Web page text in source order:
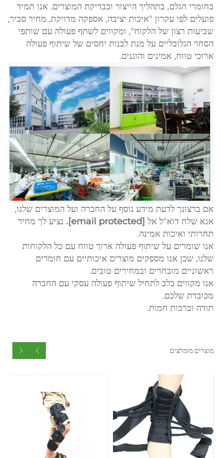
בחומרי הגלם, בתהליך הייצור ובבדיקת המוצרים. אנו תמיד
פועלים לפי עקרון "איכות יציבה, אספקה מדויקת, מחיר סביר,
שביעות רצון של הלקוח", ומקווים לשתף פעולה עם שותפי
הסחר הגלובליים על מנת לבנות יחסים של שיתוף פעולה
ארוכי טווח, אמינים והוגנים.
אם ברצונך לדעת מידע נוסף על החברה ועל המוצרים שלנו,
אנא שלח דוא"ל אל [email protected]
. נציע לך מחיר
תחרותי ואיכות אמינה.
אנו שומרים על שיתוף פעולה ארוך טווח עם כל הלקוחות
שלנו, שכן אנו מספקים מוצרים איכותיים עם חומרים
ראשוניים מובחרים ובמחירים טובים.
אנו מקווים בלב לתחיל שיתוף פעולה עסקי עם החברה
מכובדת שלכם.
תודה וברכות חמות.
מוצרים מומלצים